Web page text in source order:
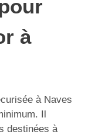
à
à Naves
Il
destinées à